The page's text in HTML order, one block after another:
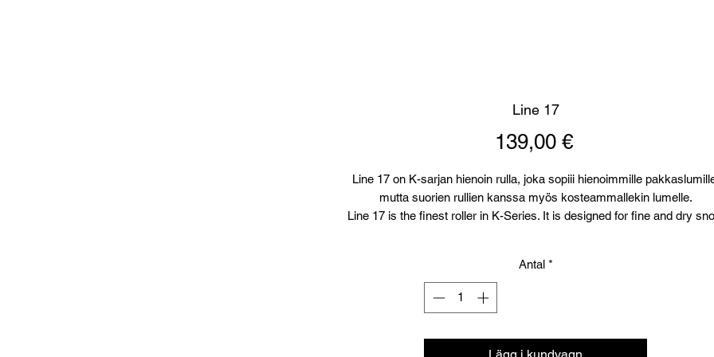
Line 17
139,00 €Pris
Line 17 on K-sarjan hienoin rulla, joka sopiii hienoimmille
mutta suorien rullien kanssa myös kosteammallekin lumelle.
Line 17 is the finest roller in K-Series. It is designed for fine and dry
Antal *
Lägg i kundvagn